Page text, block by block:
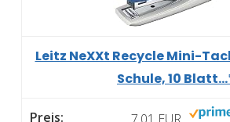
Leitz NeXXt Recycle Mini-
Schule, 10
7,01 EUR